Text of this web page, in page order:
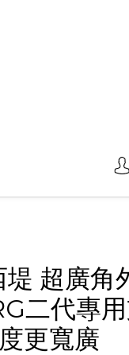
超廣角
二代專
更寬廣